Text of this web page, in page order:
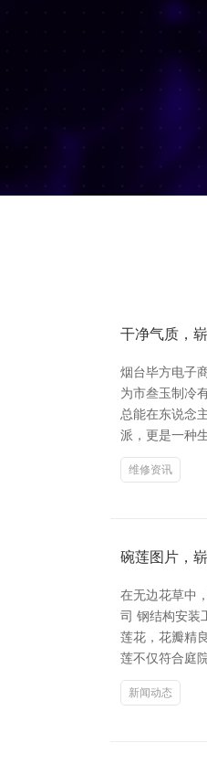
干净气质，
烟台毕方电子
为市叁玉制冷
总能在东说念
派，更是一种
维修资讯
碗莲图片，
在无边花草中
司 钢结构安装
莲花，花瓣精
莲不仅符合庭
新闻动态